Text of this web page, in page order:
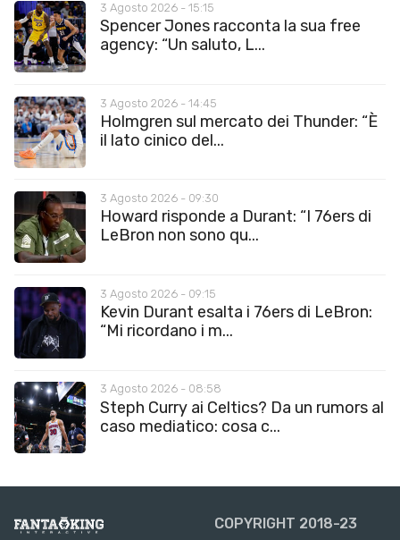
3 Agosto 2026 - 15:15
Spencer Jones racconta la sua free
agency: “Un saluto, L...
3 Agosto 2026 - 14:45
Holmgren sul mercato dei Thunder: “È
il lato cinico del...
3 Agosto 2026 - 09:30
Howard risponde a Durant: “I 76ers di
LeBron non sono qu...
3 Agosto 2026 - 09:15
Kevin Durant esalta i 76ers di LeBron:
“Mi ricordano i m...
3 Agosto 2026 - 08:58
Steph Curry ai Celtics? Da un rumors al
caso mediatico: cosa c...
COPYRIGHT 2018-23